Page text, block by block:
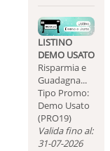
LISTINO
DEMO USATO
Risparmia e
Guadagna...
Tipo Promo:
Demo Usato
(PRO19)
Valida fino al:
31-07-2026